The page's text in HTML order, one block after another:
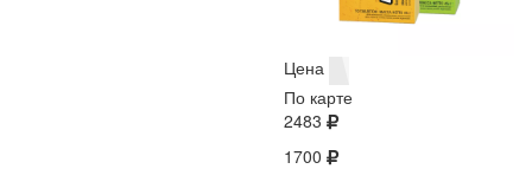
Цена
По карте
2483
1700